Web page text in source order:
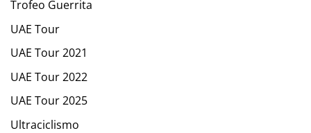
Trofeo Guerrita
UAE Tour
UAE Tour 2021
UAE Tour 2022
UAE Tour 2025
Ultraciclismo